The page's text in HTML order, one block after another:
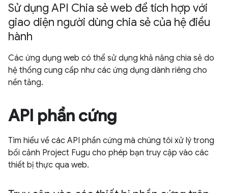
Sử dụng API Chia sẻ web để tích hợp với
giao diện người dùng chia sẻ của hệ điều
hành
Các ứng dụng web có thể sử dụng khả năng chia sẻ do
hệ thống cung cấp như các ứng dụng dành riêng cho
nền tảng.
API phần cứng
Tìm hiểu về các API phần cứng mà chúng tôi xử lý trong
bối cảnh Project Fugu cho phép bạn truy cập vào các
thiết bị thực qua web.